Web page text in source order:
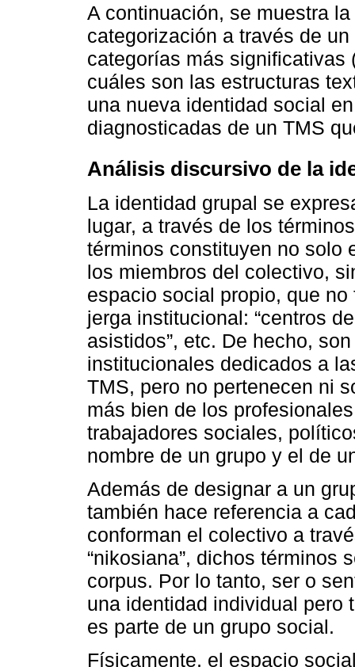
A continuación, se muestra
categorización a través de
categorías más significativas
cuáles son las estructuras
una nueva identidad social
diagnosticadas de un TMS
Análisis discursivo de la
La identidad grupal se
lugar, a través de los
términos constituyen no solo
los miembros del colectivo,
espacio social propio, que
jerga institucional: “centros
asistidos”, etc. De hecho,
institucionales dedicados a
TMS, pero no pertenecen ni
más bien de los
trabajadores sociales,
nombre de un grupo y el de
Además de designar a un
también hace referencia a
conforman el colectivo a
“nikosiana”, dichos términos
corpus. Por lo tanto, ser o
una identidad individual pero
es parte de un grupo social.
Físicamente, el espacio